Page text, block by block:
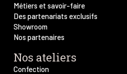
Métiers et savoir-faire
Des partenariats exclusifs
Showroom
Nos partenaires
Nos ateliers
Confection